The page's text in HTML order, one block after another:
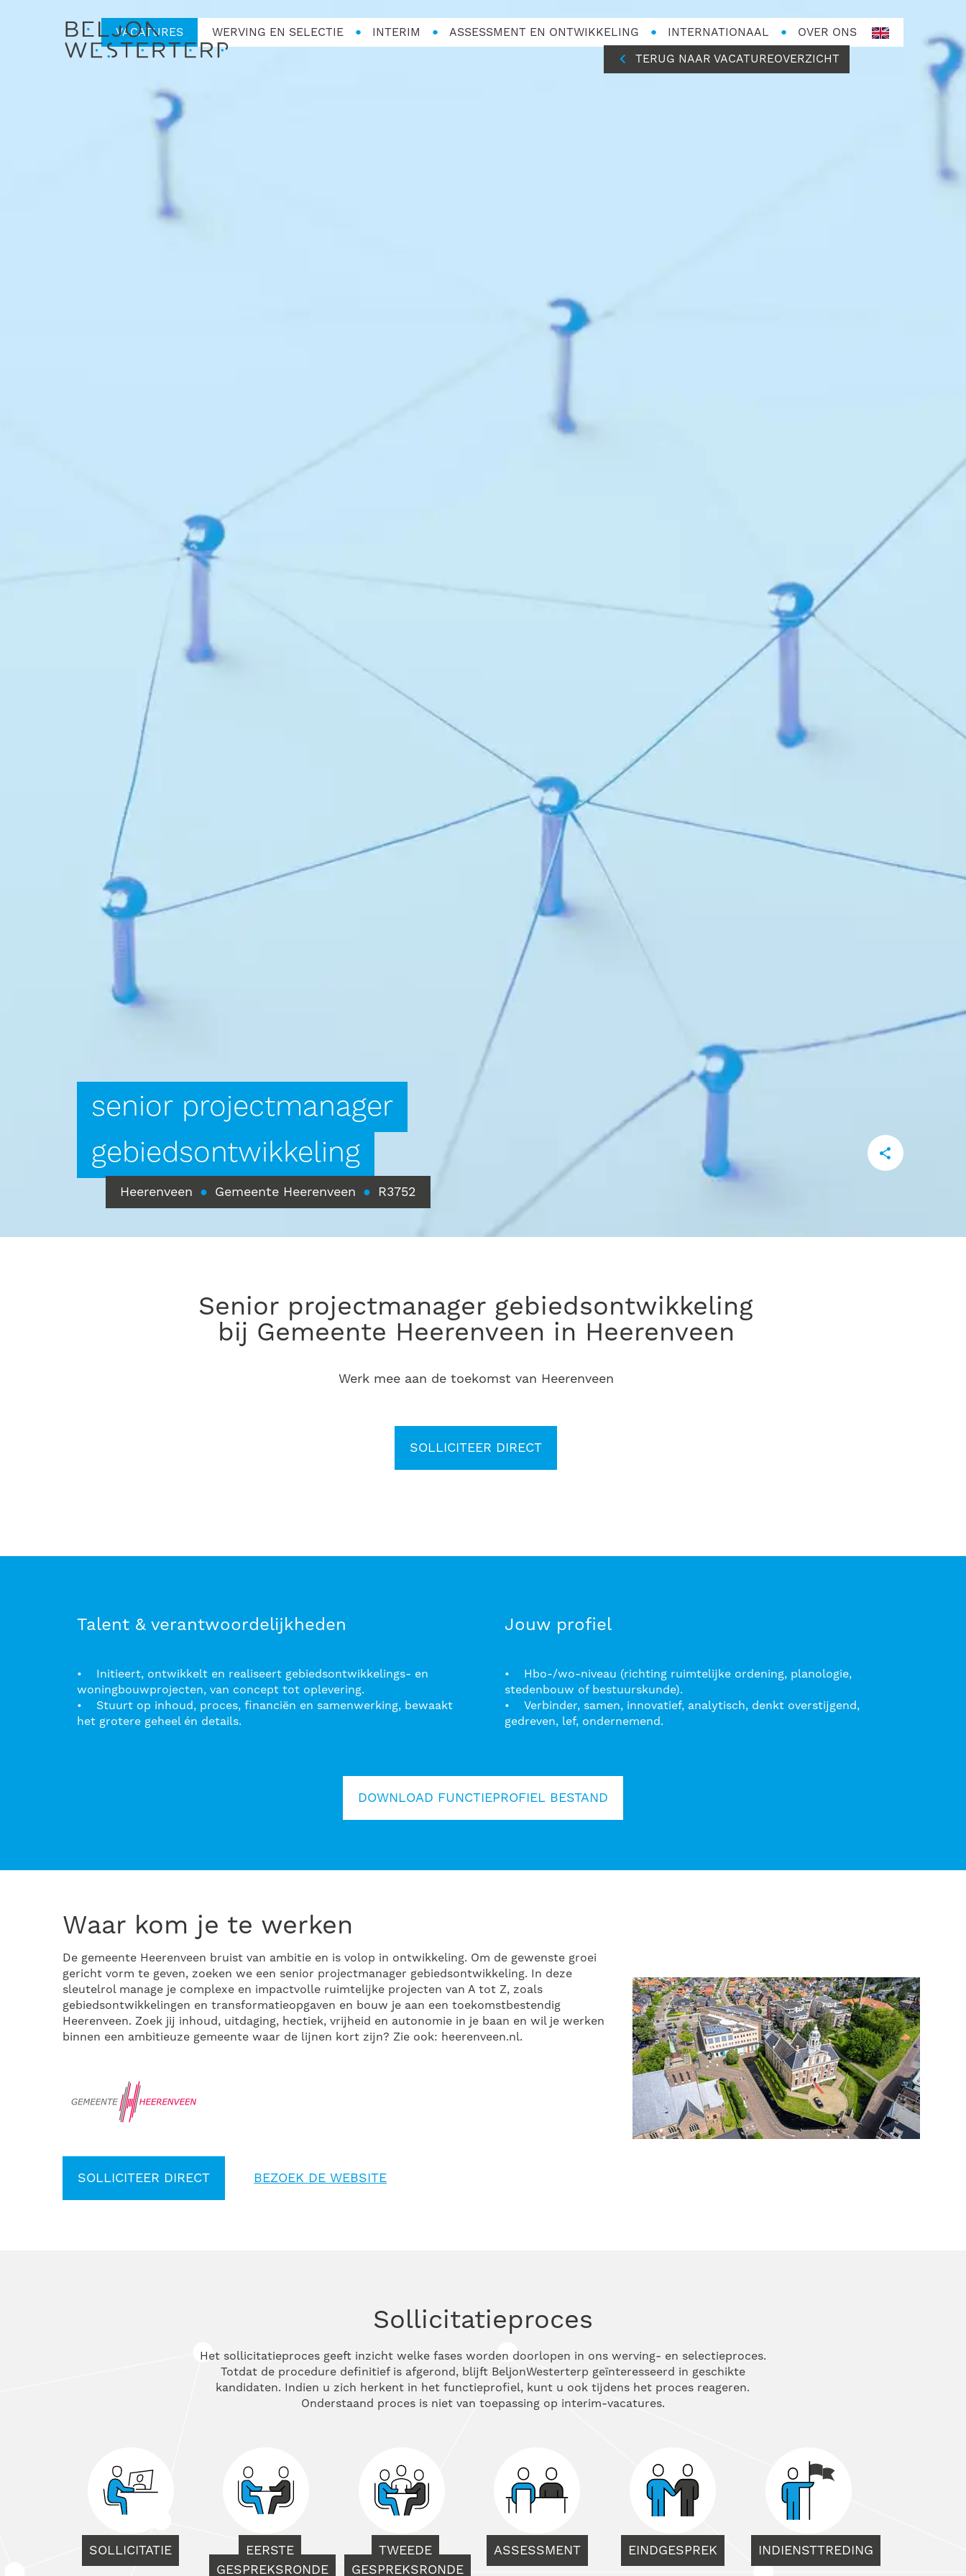
VACATURES WERVING EN SELECTIE INTERIM ASSESSMENT EN ONTWIKKELING INTERNATIONAAL OVER ONS
en-
GB
TERUG NAAR VACATUREOVERZICHT
senior projectmanager
gebiedsontwikkeling
Heerenveen ● Gemeente Heerenveen ● R3752
senior projectmanager gebiedsontwikkeling
bij Gemeente Heerenveen in Heerenveen
Werk mee aan de toekomst van Heerenveen
SOLLICITEER DIRECT
Talent & verantwoordelijkheden
• Initieert, ontwikkelt en realiseert gebiedsontwikkelings- en
woningbouwprojecten, van concept tot oplevering.
• Stuurt op inhoud, proces, financiën en samenwerking, bewaakt
het grotere geheel én details.
Jouw profiel
• Hbo-/wo-niveau (richting ruimtelijke ordening, planologie,
stedenbouw of bestuurskunde).
• Verbinder, samen, innovatief, analytisch, denkt overstijgend,
gedreven, lef, ondernemend.
DOWNLOAD FUNCTIEPROFIEL BESTAND
Waar kom je te werken
De gemeente Heerenveen bruist van ambitie en is volop in ontwikkeling. Om de gewenste groei
gericht vorm te geven, zoeken we een senior projectmanager gebiedsontwikkeling. In deze
sleutelrol manage je complexe en impactvolle ruimtelijke projecten van A tot Z, zoals
gebiedsontwikkelingen en transformatieopgaven en bouw je aan een toekomstbestendig
Heerenveen. Zoek jij inhoud, uitdaging, hectiek, vrijheid en autonomie in je baan en wil je werken
binnen een ambitieuze gemeente waar de lijnen kort zijn? Zie ook: heerenveen.nl.
SOLLICITEER DIRECT BEZOEK DE WEBSITE
Sollicitatieproces
Het sollicitatieproces geeft inzicht welke fases worden doorlopen in ons werving- en selectieproces.
Totdat de procedure definitief is afgerond, blijft BeljonWesterterp geïnteresseerd in geschikte
kandidaten. Indien u zich herkent in het functieprofiel, kunt u ook tijdens het proces reageren.
Onderstaand proces is niet van toepassing op interim-vacatures.
SOLLICITATIE
EERSTE
GESPREKSRONDE
TWEEDE
GESPREKSRONDE
ASSESSMENT EINDGESPREK INDIENSTTREDING